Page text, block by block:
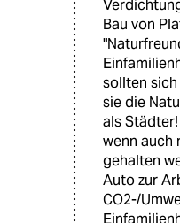
Bau von
sollten
sie die
als
wenn auch
gehalten
Auto zur
CO2-/